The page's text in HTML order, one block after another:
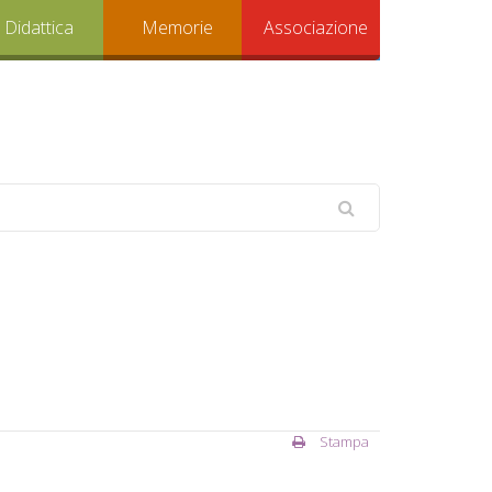
Didattica Memorie Associazione
Stampa